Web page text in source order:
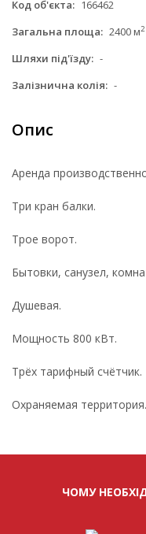
Код об'єкта: 166462
Загальна площа: 2400 м2
Шляхи під'їзду: -
Залізнична колія: -
Опис
Аренда
Три кран балки.
Трое ворот.
Бытовки, санузел,
Душевая.
Мощность 800 кВт.
Трёх тарифный счётчик.
Охраняемая территория.
ЧОМУ